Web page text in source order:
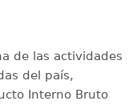
de las actividades
del país,
Interno Bruto